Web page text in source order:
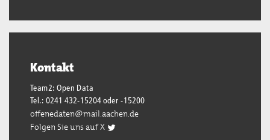
Kontakt
Team2: Open Data
Tel.: 0241 432-15204 oder -15200
offenedaten@mail.aachen.de
Folgen Sie uns auf X